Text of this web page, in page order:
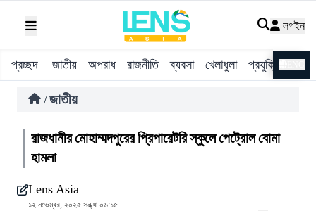
লগইন
প্রচ্ছদ জাতীয় অপরাধ রাজনীতি ব্যবসা খেলাধুলা প্রযুক্তি
/ জাতীয়
রাজধানীর মোহাম্মদপুরের প্রিপারেটরি স্কুলে পেট্রোল বোমা
হামলা
Lens Asia
১২ নভেম্বর, ২০২৫ সন্ধ্যা ০৬:১৫